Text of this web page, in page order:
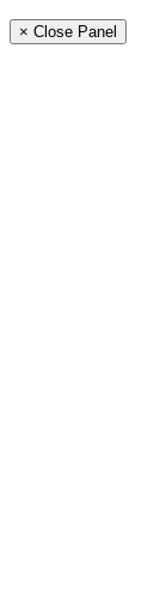
× Close Panel